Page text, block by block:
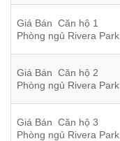
Giá Bán Căn hộ 1
Phòng ngủ Rivera Park
Giá Bán Căn hộ 2
Phòng ngủ Rivera Park
Giá Bán Căn hộ 3
Phòng ngủ Rivera Park